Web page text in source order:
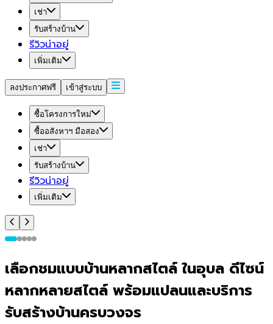
เช่า
รับสร้างบ้าน
รีวิวน่าอยู่
เพิ่มเติม
ลงประกาศฟรี เข้าสู่ระบบ
ซื้อโครงการใหม่
ซื้ออสังหาฯ มือสอง
เช่า
รับสร้างบ้าน
รีวิวน่าอยู่
เพิ่มเติม
เลือกชมแบบบ้านหลากสไตล์ ในอุบล ดีไซน์
หลากหลายสไตล์ พร้อมแปลนและบริการ
รับสร้างบ้านครบวงจร